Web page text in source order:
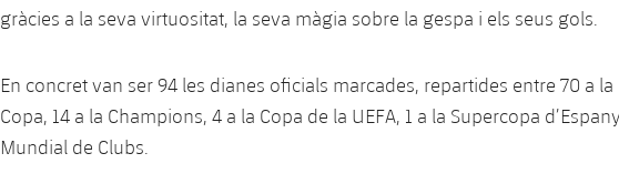
gràcies a la seva virtuositat, la seva màgia sobre la gespa i els seus gols.
En concret van ser 94 les dianes oficials marcades, repartides entre 70 a la
Copa, 14 a la Champions, 4 a la Copa de la UEFA, 1 a la Supercopa
Mundial de Clubs.